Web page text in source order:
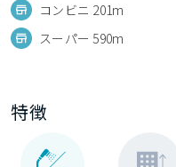
コンビニ 201m
スーパー 590m
特徴